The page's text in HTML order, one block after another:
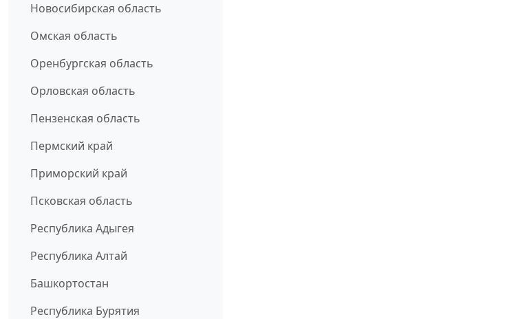
Новосибирская область
Омская область
Оренбургская область
Орловская область
Пензенская область
Пермский край
Приморский край
Псковская область
Республика Адыгея
Республика Алтай
Башкортостан
Республика Бурятия